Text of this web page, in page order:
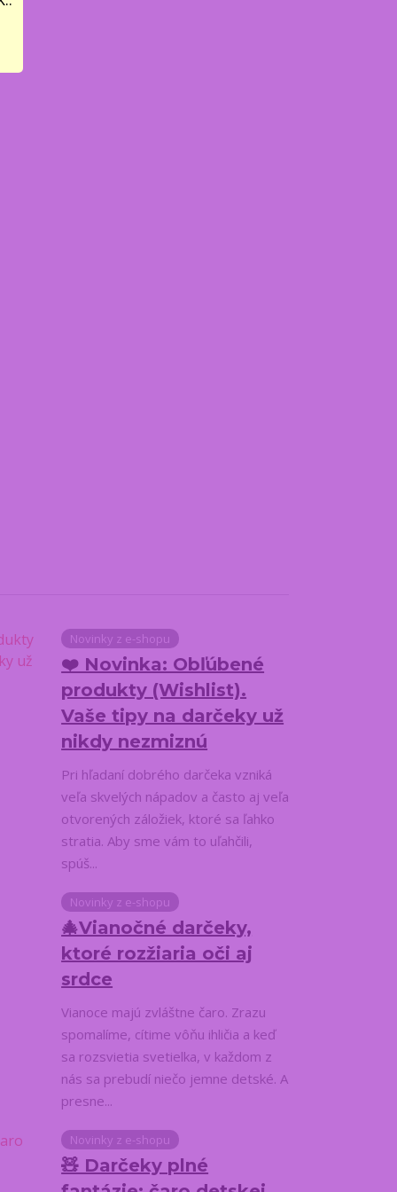
Novinky z e-shopu
❤️ Novinka: Obľúbené
produkty (Wishlist).
Vaše tipy na darčeky už
nikdy nezmiznú
Pri hľadaní dobrého darčeka vzniká
veľa skvelých nápadov a často aj veľa
otvorených záložiek, ktoré sa ľahko
stratia. Aby sme vám to uľahčili,
spúš...
Novinky z e-shopu
🎄Vianočné darčeky,
ktoré rozžiaria oči aj
srdce
Vianoce majú zvláštne čaro. Zrazu
spomalíme, cítime vôňu ihličia a keď
sa rozsvietia svetielka, v každom z
nás sa prebudí niečo jemne detské. A
presne...
Novinky z e-shopu
🧸 Darčeky plné